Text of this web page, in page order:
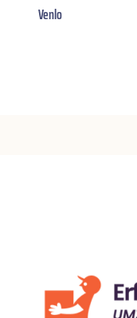
Venlo